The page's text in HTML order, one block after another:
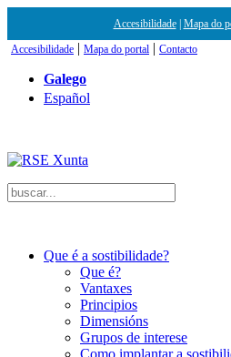
Accesibilidade| Mapa do
Accesibilidade | Mapa do portal | Contacto
Galego
Español
Que é a sostibilidade?
Que é?
Vantaxes
Principios
Dimensións
Grupos de interese
Como implantar a